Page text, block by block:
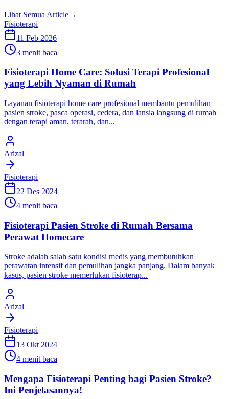
Lihat Semua Article→
Fisioterapi
11 Feb 2026
3 menit baca
Fisioterapi Home Care: Solusi Terapi Profesional
yang Lebih Nyaman di Rumah
Layanan fisioterapi home care profesional membantu pemulihan
pasien stroke, pasca operasi, cedera, dan lansia langsung di rumah
dengan terapi aman, terarah, dan...
Arizal
Fisioterapi
22 Des 2024
4 menit baca
Fisioterapi Pasien Stroke di Rumah Bersama
Perawat Homecare
Stroke adalah salah satu kondisi medis yang membutuhkan
perawatan intensif dan pemulihan jangka panjang. Dalam banyak
kasus, pasien stroke memerlukan fisioterap...
Arizal
Fisioterapi
13 Okt 2024
4 menit baca
Mengapa Fisioterapi Penting bagi Pasien Stroke?
Ini Penjelasannya!